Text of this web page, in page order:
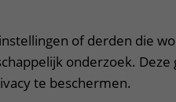
of derden die
onderzoek. Deze
te beschermen.